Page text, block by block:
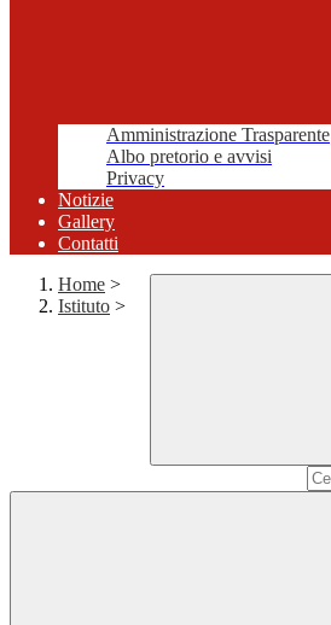
Amministrazione Trasparente
Albo pretorio e avvisi
Privacy
Notizie
Gallery
Contatti
Home >
Istituto >